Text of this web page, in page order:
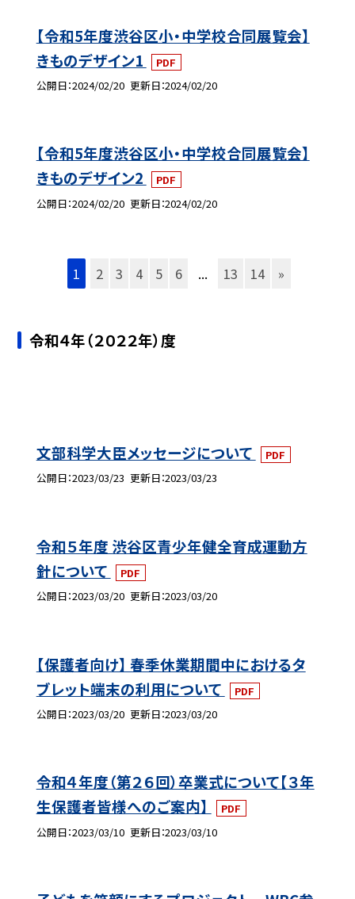
【令和5年度渋谷区小・中学校合同展覧会】
きものデザイン1
PDF
公開日 2024/02/20 更新日 2024/02/20
【令和5年度渋谷区小・中学校合同展覧会】
きものデザイン2
PDF
公開日 2024/02/20 更新日 2024/02/20
1 2 3 4 5 6 ... 13 14 »
令和４年（２０２２年）度
文部科学大臣メッセージについて
PDF
公開日 2023/03/23 更新日 2023/03/23
令和５年度 渋谷区青少年健全育成運動方
針について
PDF
公開日 2023/03/20 更新日 2023/03/20
【保護者向け】 春季休業期間中におけるタ
ブレット端末の利用について
PDF
公開日 2023/03/20 更新日 2023/03/20
令和４年度（第２６回）卒業式について【３年
生保護者皆様へのご案内】
PDF
公開日 2023/03/10 更新日 2023/03/10